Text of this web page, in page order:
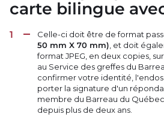
carte bilingue
Celle-ci doit être de format
50 mm X 70 mm), et doit
format JPEG, en deux copies,
au Service des greffes du
confirmer votre identité,
porter la signature d'un
membre du Barreau du
depuis plus de deux ans.